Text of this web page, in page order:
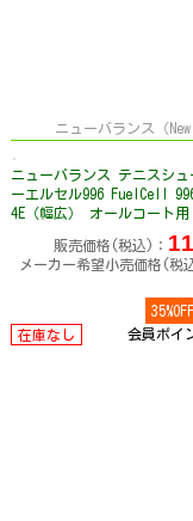
ニューバランス（
ニューバランス テニスシュ
ーエルセル996 FuelCell
4E（幅広） オールコート
販売価格(税込)：
メーカー希望小売価格(税
35%OFF
在庫なし
会員ポイ